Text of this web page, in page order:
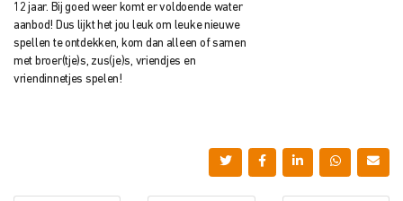
12 jaar. Bij goed weer komt er voldoende water
aanbod! Dus lijkt het jou leuk om leuke nieuwe
spellen te ontdekken, kom dan alleen of samen
met broer(tje)s, zus(je)s, vriendjes en
vriendinnetjes spelen!